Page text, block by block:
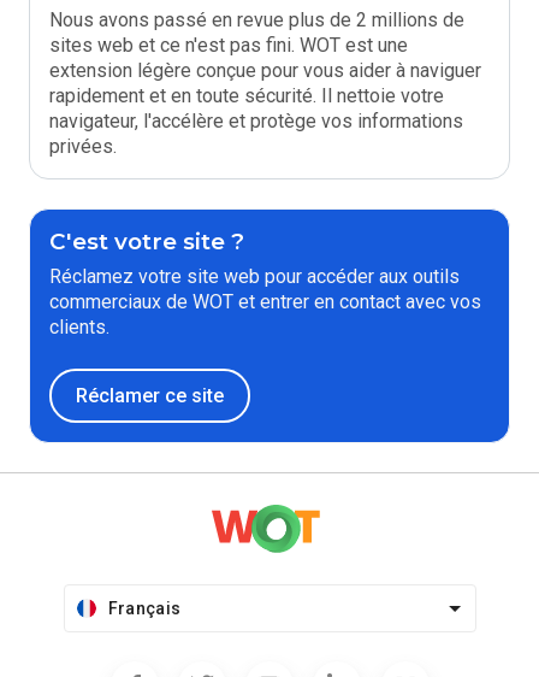
Nous avons passé en revue plus de 2 millions de
sites web et ce n'est pas fini. WOT est une
extension légère conçue pour vous aider à naviguer
rapidement et en toute sécurité. Il nettoie votre
navigateur, l'accélère et protège vos informations
privées.
C'est votre site ?
Réclamez votre site web pour accéder aux outils
commerciaux de WOT et entrer en contact avec vos
clients.
Réclamer ce site
Français